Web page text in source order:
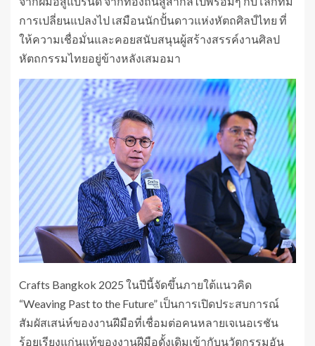
การเปลี่ยนแปลงไป เสมือนนักปั้นดาวแห่งหัตถศิลป์ไทย ที่
ให้ความเชื่อมั่นและคอยสนับสนุนผู้สร้างสรรค์งานศิลป
หัตถกรรมไทยอยู่ข้างหลังเสมอมา
Crafts Bangkok 2025 ในปีนี้จัดขึ้นภายใต้แนวคิด
“Weaving Past to the Future” เป็นการเปิดประสบการณ์
สัมผัสเสน่ห์ของงานฝีมือที่เชื่อมต่อคนหลายเจเนอเรชัน
ร้อยเรียงแก่นแท้ของงานฝีมือดั้งเดิมเข้ากับนวัตกรรมอัน